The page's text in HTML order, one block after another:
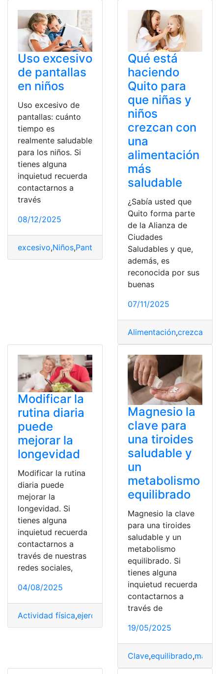
Uso excesivo
de pantallas
en niños
Uso excesivo de
pantallas: cuánto
tiempo es
realmente saludable
para los niños. Si
tienes alguna
inquietud recuerda
contactarnos a
través
08/12/2025
excesivo,Niños,Pantallas Saludable,Tiempo
Qué está
haciendo
Quito para
que niñas y
niños
crezcan con
una
alimentación
más
saludable
¿Sabía usted que
Quito forma parte
de la Alianza de
Ciudades
Saludables y que,
además, es
reconocida por sus
buenas
07/11/2025
Alimentación,crezcan
Modificar la
rutina diaria
puede
mejorar la
longevidad
Modificar la rutina
diaria puede
mejorar la
longevidad. Si
tienes alguna
inquietud recuerda
contactarnos a
través de nuestras
redes sociales,
04/08/2025
Actividad física,ejercicio
Magnesio la
clave para
una tiroides
saludable y
un
metabolismo
equilibrado
Magnesio la clave
para una tiroides
saludable y un
metabolismo
equilibrado. Si
tienes alguna
inquietud recuerda
contactarnos a
través de
19/05/2025
Clave,equilibrado,